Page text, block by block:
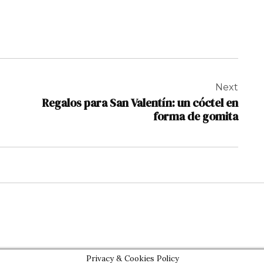
Next
Regalos para San Valentín: un cóctel en
forma de gomita
Privacy & Cookies Policy